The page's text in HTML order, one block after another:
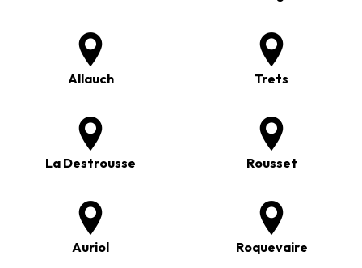
Allauch Trets
La Destrousse Rousset
Auriol Roquevaire